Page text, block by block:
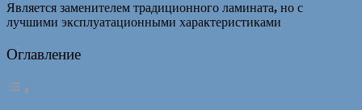
Является заменителем традиционного ламината, но с
лучшими эксплуатационными характеристиками
Оглавление